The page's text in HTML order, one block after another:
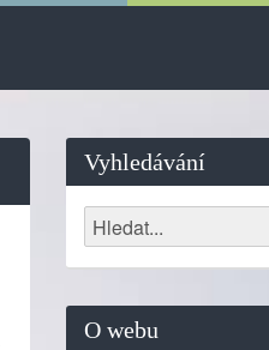
Vyhledávání
O webu